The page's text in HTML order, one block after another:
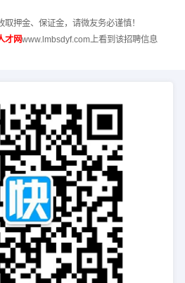
押金、保证金，请微友务必谨慎！
才网www.lmbsdyf.com上看到该招聘信息